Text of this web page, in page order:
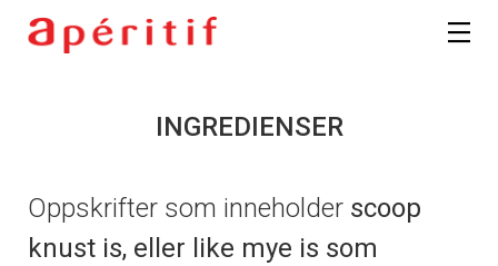
INGREDIENSER
Oppskrifter som inneholder scoop
knust is, eller like mye is som